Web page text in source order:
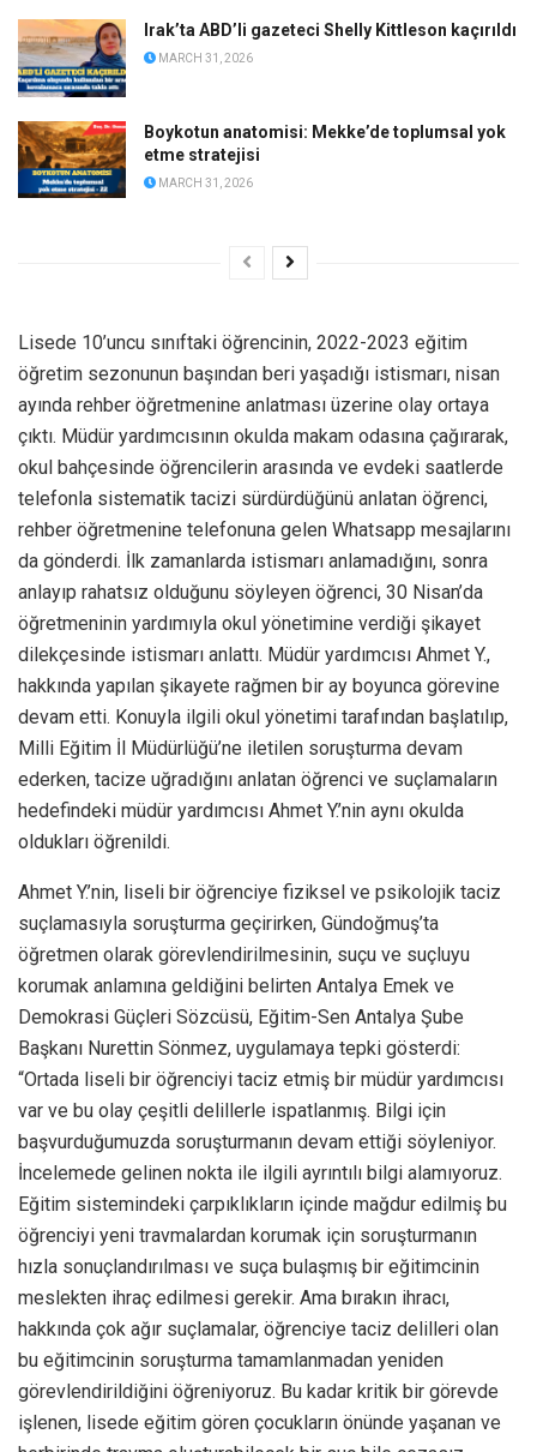
Irak’ta ABD’li gazeteci Shelly Kittleson kaçırıldı
MARCH 31, 2026
Boykotun anatomisi: Mekke’de toplumsal yok
etme stratejisi
MARCH 31, 2026
Lisede 10’uncu sınıftaki öğrencinin, 2022-2023 eğitim
öğretim sezonunun başından beri yaşadığı istismarı, nisan
ayında rehber öğretmenine anlatması üzerine olay ortaya
çıktı. Müdür yardımcısının okulda makam odasına çağırarak,
okul bahçesinde öğrencilerin arasında ve evdeki saatlerde
telefonla sistematik tacizi sürdürdüğünü anlatan öğrenci,
rehber öğretmenine telefonuna gelen Whatsapp mesajlarını
da gönderdi. İlk zamanlarda istismarı anlamadığını, sonra
anlayıp rahatsız olduğunu söyleyen öğrenci, 30 Nisan’da
öğretmeninin yardımıyla okul yönetimine verdiği şikayet
dilekçesinde istismarı anlattı. Müdür yardımcısı Ahmet Y.,
hakkında yapılan şikayete rağmen bir ay boyunca görevine
devam etti. Konuyla ilgili okul yönetimi tarafından başlatılıp,
Milli Eğitim İl Müdürlüğü’ne iletilen soruşturma devam
ederken, tacize uğradığını anlatan öğrenci ve suçlamaların
hedefindeki müdür yardımcısı Ahmet Y.’nin aynı okulda
oldukları öğrenildi.
Ahmet Y.’nin, liseli bir öğrenciye fiziksel ve psikolojik taciz
suçlamasıyla soruşturma geçirirken, Gündoğmuş’ta
öğretmen olarak görevlendirilmesinin, suçu ve suçluyu
korumak anlamına geldiğini belirten Antalya Emek ve
Demokrasi Güçleri Sözcüsü, Eğitim-Sen Antalya Şube
Başkanı Nurettin Sönmez, uygulamaya tepki gösterdi:
“Ortada liseli bir öğrenciyi taciz etmiş bir müdür yardımcısı
var ve bu olay çeşitli delillerle ispatlanmış. Bilgi için
başvurduğumuzda soruşturmanın devam ettiği söyleniyor.
İncelemede gelinen nokta ile ilgili ayrıntılı bilgi alamıyoruz.
Eğitim sistemindeki çarpıklıkların içinde mağdur edilmiş bu
öğrenciyi yeni travmalardan korumak için soruşturmanın
hızla sonuçlandırılması ve suça bulaşmış bir eğitimcinin
meslekten ihraç edilmesi gerekir. Ama bırakın ihracı,
hakkında çok ağır suçlamalar, öğrenciye taciz delilleri olan
bu eğitimcinin soruşturma tamamlanmadan yeniden
görevlendirildiğini öğreniyoruz. Bu kadar kritik bir görevde
işlenen, lisede eğitim gören çocukların önünde yaşanan ve